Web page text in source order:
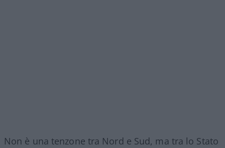
Non è una tenzone tra Nord e Sud, ma tra lo Stato